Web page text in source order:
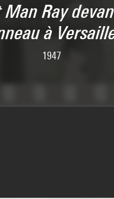
Ray
à
1947